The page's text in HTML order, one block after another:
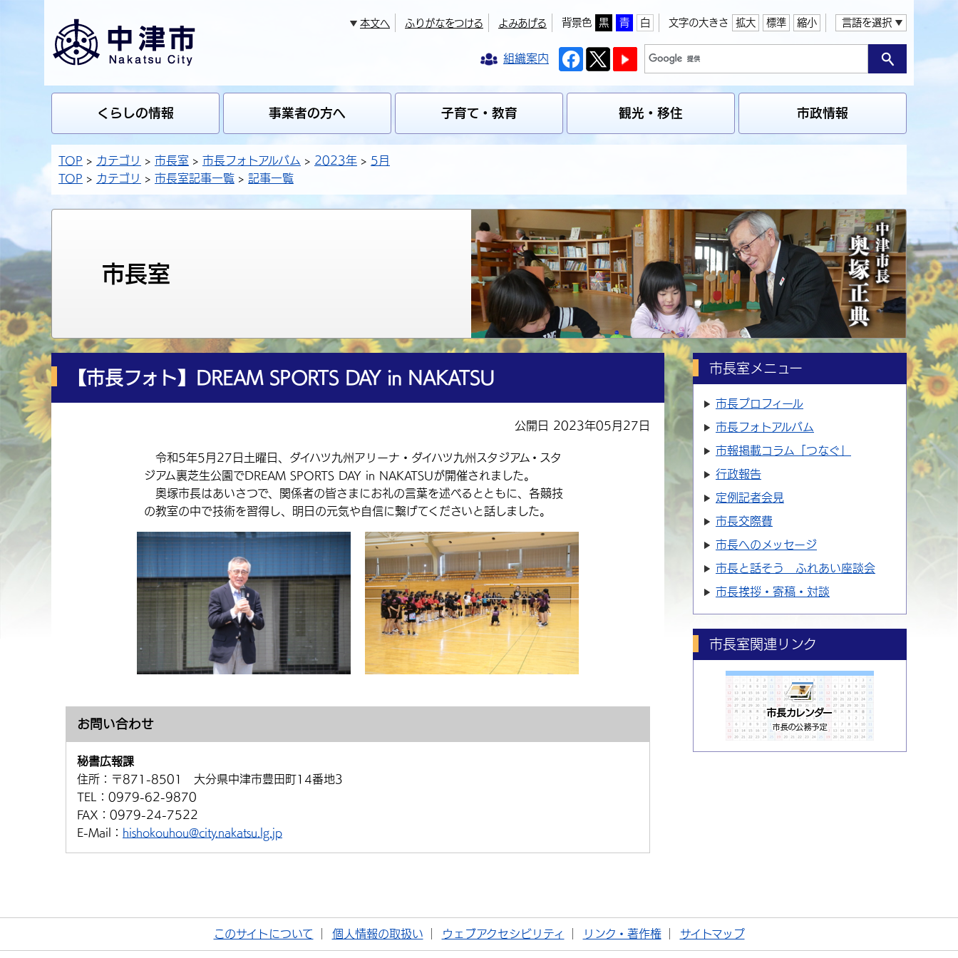
本文へ ふりがなをつける よみあげる 背景色 黒 青 白 文字の大きさ 拡大 標準 縮小 言語を選択
組織案内
くらしの情報 事業者の方へ 子育て・教育 観光・移住 市政情報
TOP カテゴリ 市長室 市長フォトアルバム 2023年
5月
TOP
カテゴリ 市長室記事一覧 記事一覧
市長室
【市長フォト】DREAM SPORTS DAY in NAKATSU
公開日 2023年05月27日
令和5年5月27日土曜日、ダイハツ九州アリーナ・ダイハツ九州スタジアム・スタ
ジアム裏芝生公園でDREAM SPORTS DAY in NAKATSUが開催されました。
奥塚市長はあいさつで、関係者の皆さまにお礼の言葉を述べるとともに、各競技
の教室の中で技術を習得し、明日の元気や自信に繋げてくださいと話しました。
お問い合わせ
秘書広報課
住所： 〒871-8501 大分県中津市豊田町14番地3
TEL： 0979-62-9870
FAX： 0979-24-7522
E-Mail： hishokouhou@city.nakatsu.lg.jp
市長室メニュー
市長プロフィール
市長フォトアルバム
市報掲載コラム「つなぐ」
行政報告
定例記者会見
市長交際費
市長へのメッセージ
市長と話そう ふれあい座談会
市長挨拶・寄稿・対談
市長室関連リンク
このサイトについて 個人情報の取扱い ウェブアクセシビリティ リンク・著作権 サイトマップ